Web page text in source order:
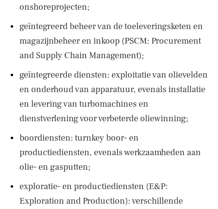
onshoreprojecten;
geïntegreerd beheer van de toeleveringsketen en
magazijnbeheer en inkoop (PSCM: Procurement
and Supply Chain Management);
geïntegreerde diensten: exploitatie van olievelden
en onderhoud van apparatuur, evenals installatie
en levering van turbomachines en
dienstverlening voor verbeterde oliewinning;
boordiensten: turnkey boor- en
productiediensten, evenals werkzaamheden aan
olie- en gasputten;
exploratie- en productiediensten (E&P:
Exploration and Production): verschillende